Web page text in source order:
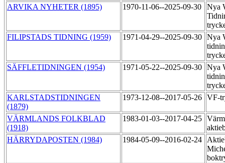
ARVIKA NYHETER (1895) 1970-11-06--2025-09-30
Nya
FILIPSTADS TIDNING (1959)
1971-04-29--2025-09-30 Nya
SÄFFLETIDNINGEN (1954)
1971-05-22--2025-09-30 Nya
KARLSTADSTIDNINGEN
(1879)
1973-12-08--2017-05-26 VF-
VÄRMLANDS FOLKBLAD
(1918)
1983-01-03--2017-04-25
HÄRRYDAPOSTEN (1984)
1984-05-09--2016-02-24